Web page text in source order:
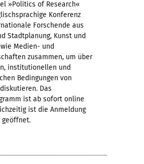
»Politics of Research«
Konferenz
Forschende aus
Stadtplanung, Kunst und
Medien- und
zusammen, um über
institutionellen und
Bedingungen von
Das
ist ab sofort online
ist die Anmeldung
geöffnet.